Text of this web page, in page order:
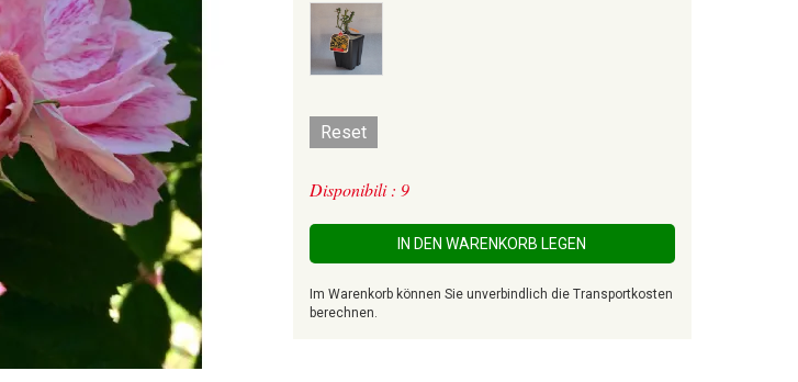
Reset
Disponibili : 9
IN DEN WARENKORB LEGEN
Im Warenkorb können Sie unverbindlich die Transportkosten
berechnen.